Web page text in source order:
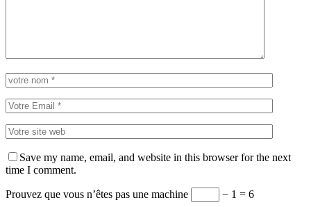
Save my name, email, and website in this browser for the next
time I comment.
Prouvez que vous n’êtes pas une machine − 1 = 6